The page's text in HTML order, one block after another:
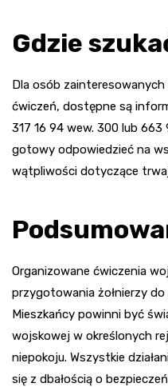
Gdzie
Dla osób
ćwiczeń, dostępne są
317 16 94 wew. 300 lub
gotowy odpowiedzieć na
wątpliwości dotyczące
Organizowane ćwiczenia
przygotowania żołnierzy
Mieszkańcy powinni być
wojskowej w określonych
niepokoju. Wszystkie
się z dbałością o